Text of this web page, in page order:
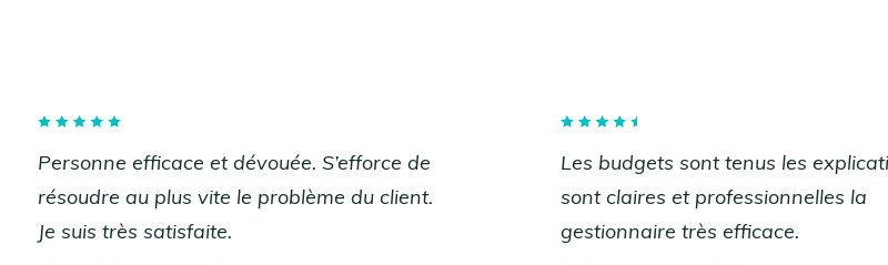
Personne efficace et dévouée. S’efforce de
résoudre au plus vite le problème du client.
Je suis très satisfaite.
Les budgets sont tenus les
sont claires et professionnelles la
gestionnaire très efficace.